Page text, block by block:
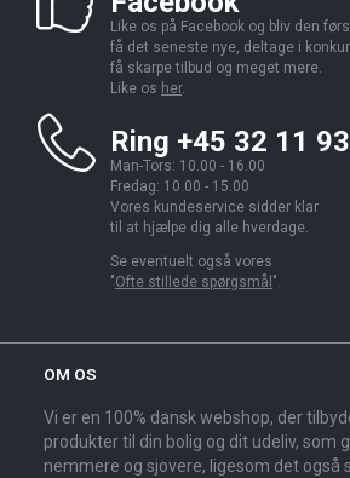
Like os på Facebook og bliv den
få det seneste nye, deltage i
få skarpe tilbud og meget mere.
Like os her.
Ring +45 32 11
Man-Tors: 10.00 - 16.00
Fredag: 10.00 - 15.00
Vores kundeservice sidder klar
til at hjælpe dig alle hverdage.
Se eventuelt også vores
"Ofte stillede spørgsmål ".
OM OS
Vi er en 100% dansk webshop, der
produkter til din bolig og dit udeliv, som
nemmere og sjovere, ligesom det også